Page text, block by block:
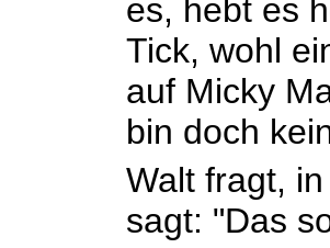
es, hebt es
Tick, wohl
auf Micky
bin doch
Walt fragt,
sagt: "Das